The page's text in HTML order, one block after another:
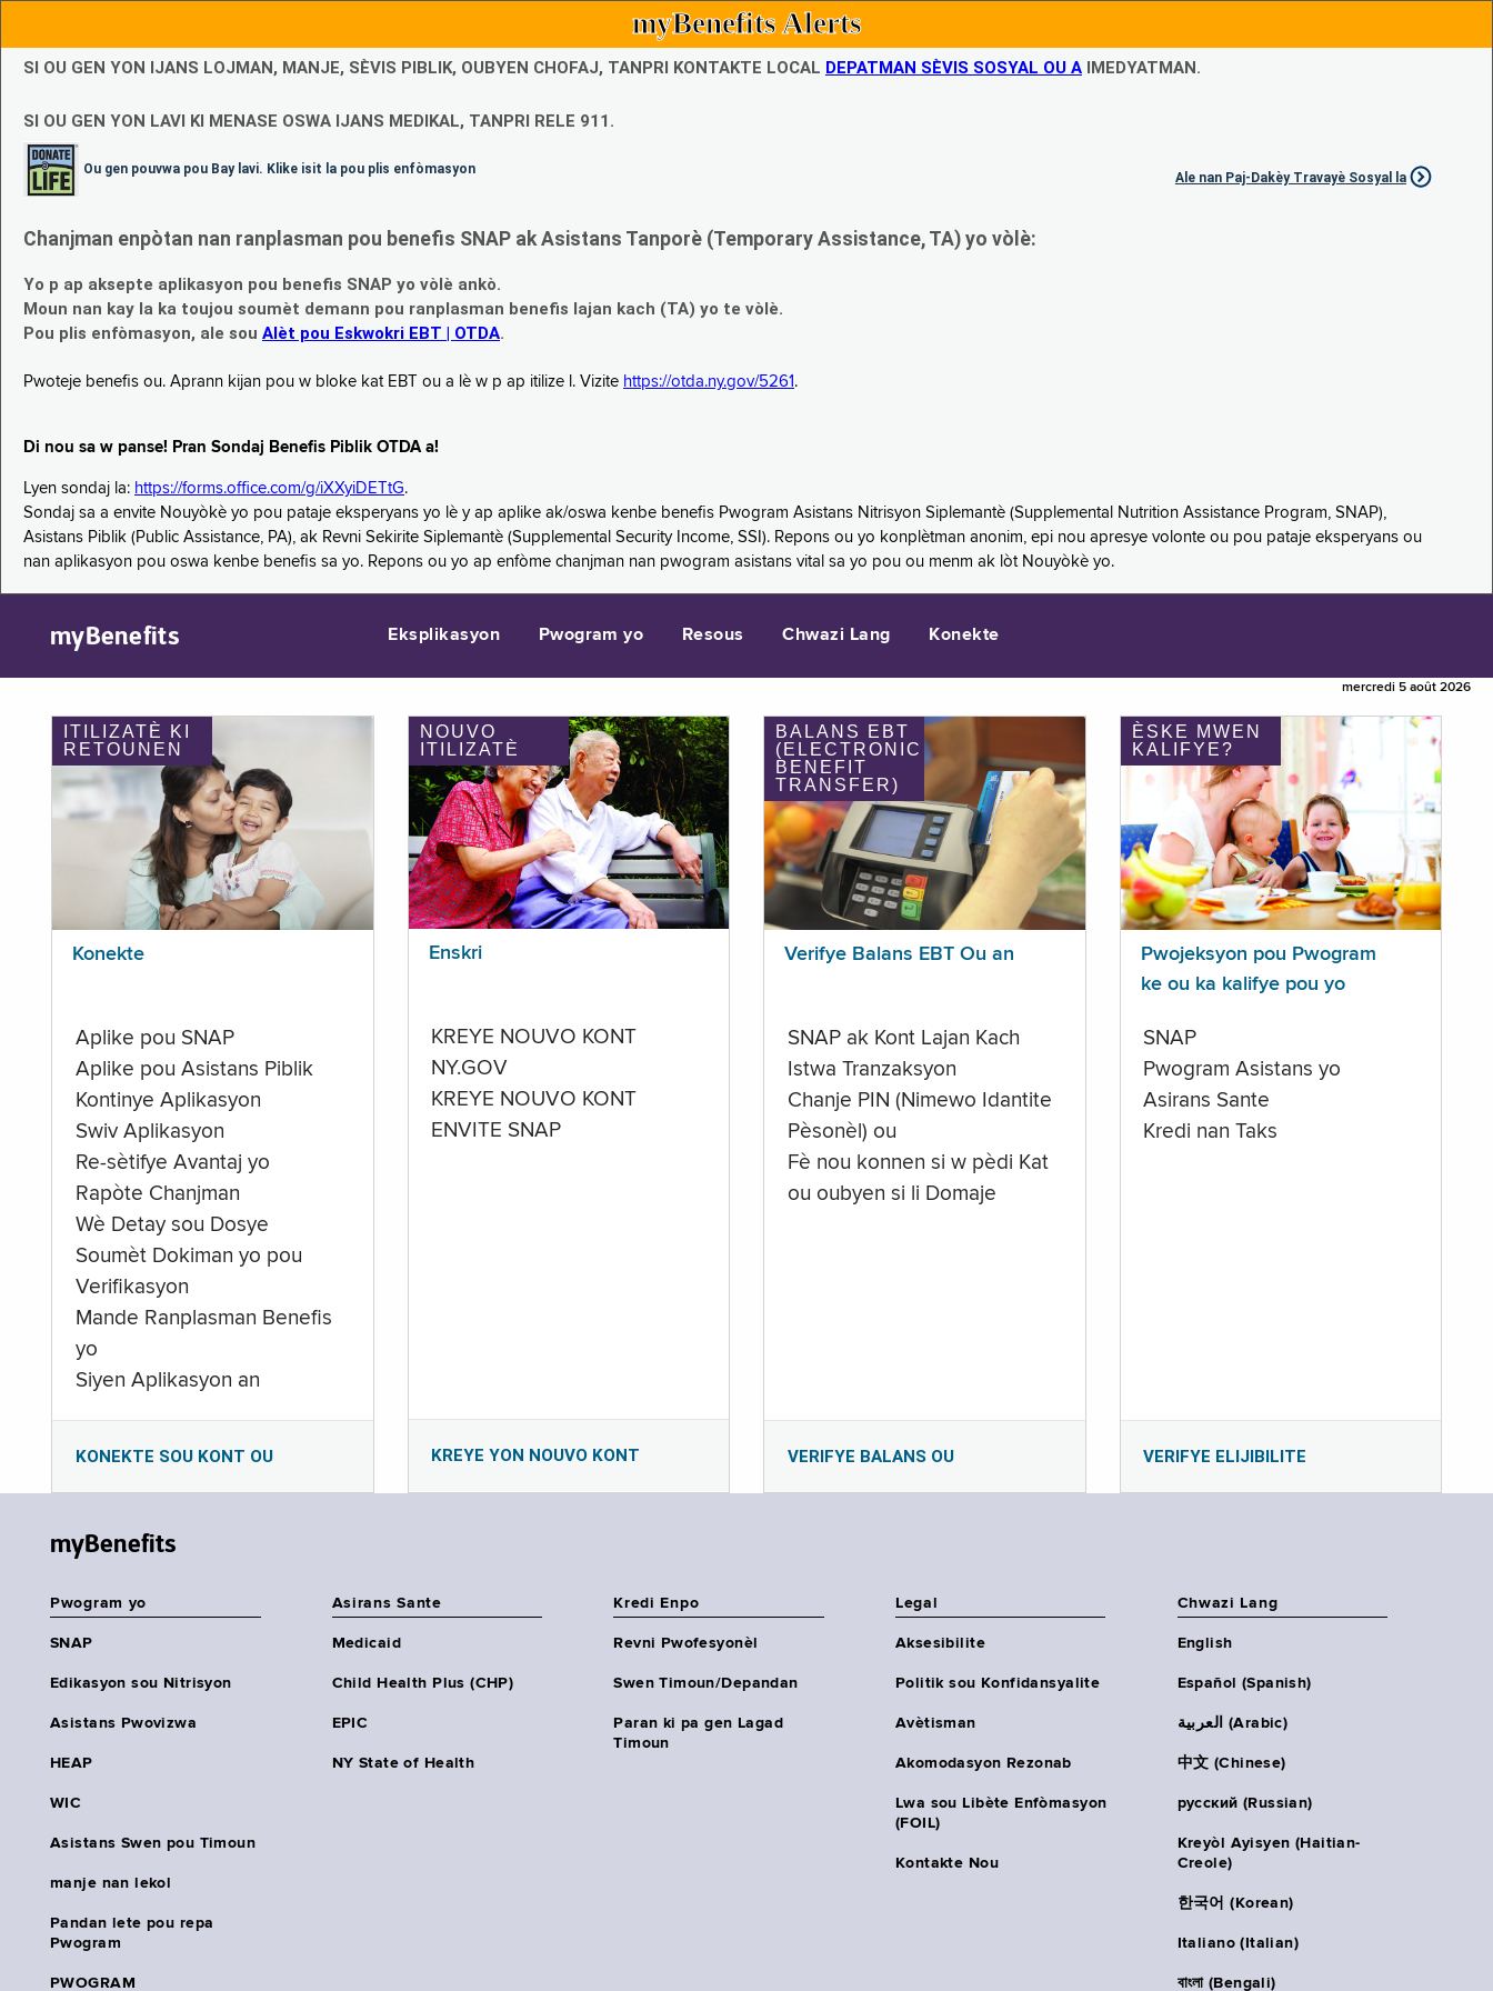
myBenefits Alerts
SI OU GEN YON IJANS LOJMAN, MANJE, SÈVIS PIBLIK, OUBYEN CHOFAJ, TANPRI KONTAKTE LOCAL DEPATMAN SÈVIS SOSYAL OU A IMEDYATMAN.
SI OU GEN YON LAVI KI MENASE OSWA IJANS MEDIKAL, TANPRI RELE 911.
Ou gen pouvwa pou Bay lavi. Klike isit la pou plis enfòmasyon
Ale nan Paj-Dakèy Travayè Sosyal la
Chanjman enpòtan nan ranplasman pou benefis SNAP ak Asistans Tanporè (Temporary Assistance, TA) yo vòlè:
Yo p ap aksepte aplikasyon pou benefis SNAP yo vòlè ankò.
Moun nan kay la ka toujou soumèt demann pou ranplasman benefis lajan kach (TA) yo te vòlè.
Pou plis enfòmasyon, ale sou Alèt pou Eskwokri EBT | OTDA.
Pwoteje benefis ou. Aprann kijan pou w bloke kat EBT ou a lè w p ap itilize l. Vizite https://otda.ny.gov/5261 .
Di nou sa w panse! Pran Sondaj Benefis Piblik OTDA a!
Lyen sondaj la: https://forms.office.com/g/iXXyiDETtG.
Sondaj sa a envite Nouyòkè yo pou pataje eksperyans yo lè y ap aplike ak/oswa kenbe benefis Pwogram Asistans Nitrisyon Siplemantè (Supplemental Nutrition Assistance Program, SNAP),
Asistans Piblik (Public Assistance, PA), ak Revni Sekirite Siplemantè (Supplemental Security Income, SSI). Repons ou yo konplètman anonim, epi nou apresye volonte ou pou pataje eksperyans ou
nan aplikasyon pou oswa kenbe benefis sa yo. Repons ou yo ap enfòme chanjman nan pwogram asistans vital sa yo pou ou menm ak lòt Nouyòkè yo.
myBenefits Eksplikasyon Pwogram yo Resous Chwazi Lang Konekte
mercredi 5 août 2026
ITILIZATÈ KI
RETOUNEN
Konekte
Aplike pou SNAP
Aplike pou Asistans Piblik
Kontinye Aplikasyon
Swiv Aplikasyon
Re-sètifye Avantaj yo
Rapòte Chanjman
Wè Detay sou Dosye
Soumèt Dokiman yo pou
Verifikasyon
Mande Ranplasman Benefis
yo
Siyen Aplikasyon an
KONEKTE SOU KONT OU
NOUVO
ITILIZATÈ
Enskri
KREYE NOUVO KONT
NY.GOV
KREYE NOUVO KONT
ENVITE SNAP
KREYE YON NOUVO KONT
BALANS EBT
(ELECTRONIC
BENEFIT
TRANSFER)
Verifye Balans EBT Ou an
SNAP ak Kont Lajan Kach
Istwa Tranzaksyon
Chanje PIN (Nimewo Idantite
Pèsonèl) ou
Fè nou konnen si w pèdi Kat
ou oubyen si li Domaje
VERIFYE BALANS OU
ÈSKE MWEN
KALIFYE?
Pwojeksyon pou Pwogram
ke ou ka kalifye pou yo
SNAP
Pwogram Asistans yo
Asirans Sante
Kredi nan Taks
VERIFYE ELIJIBILITE
myBenefits
Pwogram yo
SNAP
Edikasyon sou Nitrisyon
Asistans Pwovizwa
HEAP
WIC
Asistans Swen pou Timoun
manje nan lekol
Pandan lete pou repa
Pwogram
PWOGRAM
Asirans Sante
Medicaid
Child Health Plus (CHP)
EPIC
NY State of Health
Kredi Enpo
Revni Pwofesyonèl
Swen Timoun/Depandan
Paran ki pa gen Lagad
Timoun
Legal
Aksesibilite
Politik sou Konfidansyalite
Avètisman
Akomodasyon Rezonab
Lwa sou Libète Enfòmasyon
(FOIL)
Kontakte Nou
Chwazi Lang
English
Español (Spanish)
العربية (Arabic)
中文 (Chinese)
русский (Russian)
Kreyòl Ayisyen (Haitian-
Creole)
한국어 (Korean)
Italiano (Italian)
বাংলা (Bengali)